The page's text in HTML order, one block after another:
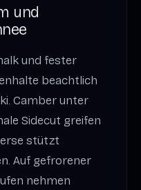
und
und fester
beachtlich
Camber unter
Sidecut greifen
stützt
Auf gefrorener
nehmen